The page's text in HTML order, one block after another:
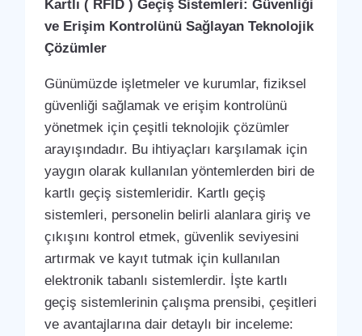
Kartlı ( RFID ) Geçiş Sistemleri: Güvenliği
ve Erişim Kontrolünü Sağlayan Teknolojik
Çözümler
Günümüzde işletmeler ve kurumlar, fiziksel
güvenliği sağlamak ve erişim kontrolünü
yönetmek için çeşitli teknolojik çözümler
arayışındadır. Bu ihtiyaçları karşılamak için
yaygın olarak kullanılan yöntemlerden biri de
kartlı geçiş sistemleridir. Kartlı geçiş
sistemleri, personelin belirli alanlara giriş ve
çıkışını kontrol etmek, güvenlik seviyesini
artırmak ve kayıt tutmak için kullanılan
elektronik tabanlı sistemlerdir. İşte kartlı
geçiş sistemlerinin çalışma prensibi, çeşitleri
ve avantajlarına dair detaylı bir inceleme: